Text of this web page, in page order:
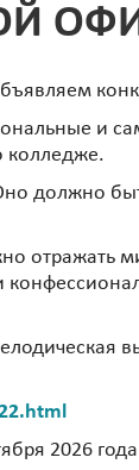
и
колледже.
должно
отражать
2026